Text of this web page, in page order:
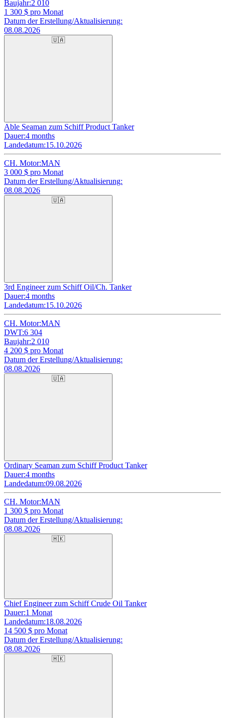
Baujahr:2 010
1 300 $ pro Monat
Datum der Erstellung/Aktualisierung:
08.08.2026
🇺🇦
Able Seaman zum Schiff Product Tanker
Dauer:4 months
Landedatum:15.10.2026
CH. Motor:MAN
3 000 $ pro Monat
Datum der Erstellung/Aktualisierung:
08.08.2026
🇺🇦
3rd Engineer zum Schiff Oil/Ch. Tanker
Dauer:4 months
Landedatum:15.10.2026
CH. Motor:MAN
DWT:6 304
Baujahr:2 010
4 200 $ pro Monat
Datum der Erstellung/Aktualisierung:
08.08.2026
🇺🇦
Ordinary Seaman zum Schiff Product Tanker
Dauer:4 months
Landedatum:09.08.2026
CH. Motor:MAN
1 300 $ pro Monat
Datum der Erstellung/Aktualisierung:
08.08.2026
🇭🇰
Chief Engineer zum Schiff Crude Oil Tanker
Dauer:1 Monat
Landedatum:18.08.2026
14 500 $ pro Monat
Datum der Erstellung/Aktualisierung:
08.08.2026
🇭🇰